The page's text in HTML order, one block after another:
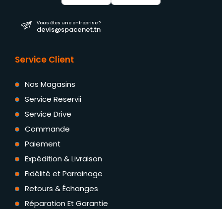
Vous êtes une entreprise ?
devis@spacenet.tn
Service Client
Nos Magasins
Service Reservii
Service Drive
Commande
Paiement
Expédition & Livraison
Fidélité et Parrainage
Retours & Échanges
Réparation Et Garantie